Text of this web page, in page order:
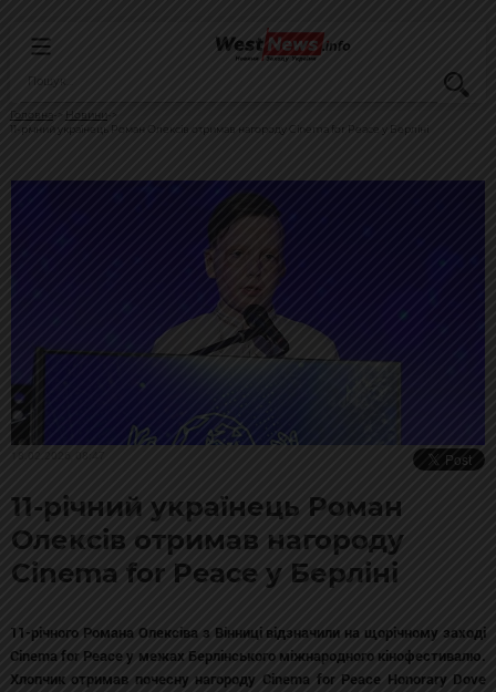
Головна
Новини
11-річний українець Роман Олексів отримав нагороду Cinema for Peace у Берліні
11-річний українець Роман
Олексів отримав нагороду
Cinema for Peace у Берліні
11-річного Романа Олексіва з Вінниці відзначили на щорічному заході
Cinema for Peace у межах Берлінського міжнародного кінофестивалю.
Хлопчик отримав почесну нагороду Cinema for Peace Honorary Dove